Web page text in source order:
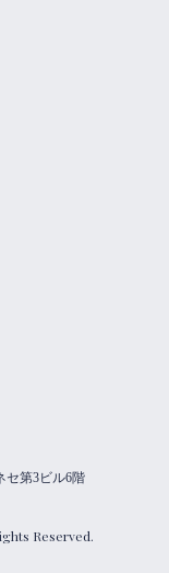
セ第3ビル6階
Reserved.